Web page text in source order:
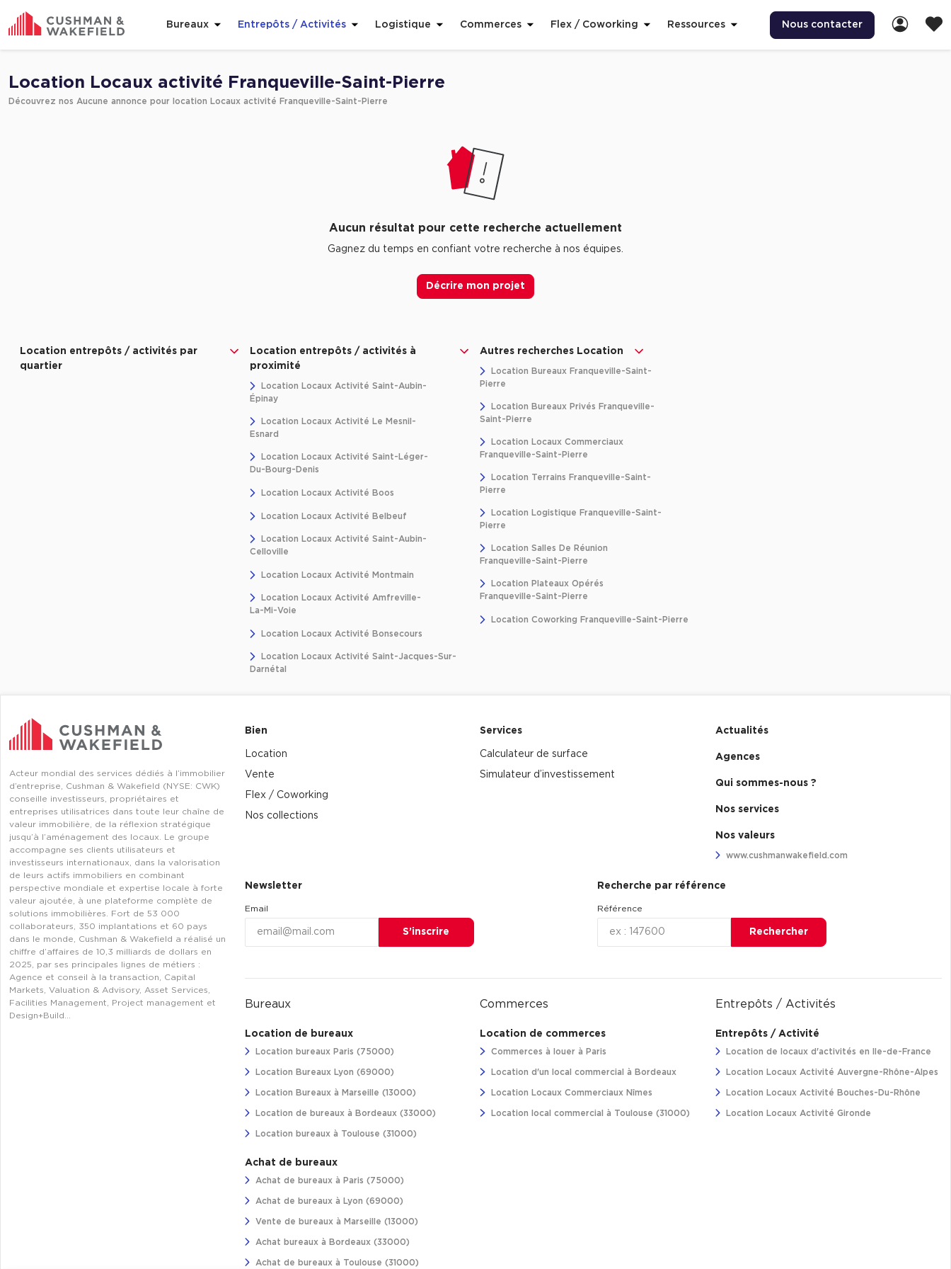
Bureaux Entrepôts / Activités Logistique Commerces Flex / Coworking Ressources Nous contacter
Location Locaux activité Franqueville-Saint-Pierre
Découvrez nos Aucune annonce pour location Locaux activité Franqueville-Saint-Pierre
Aucun résultat pour cette recherche actuellement
Gagnez du temps en confiant votre recherche à nos équipes.
Décrire mon projet
Location entrepôts / activités par
quartier
Location entrepôts / activités à
proximité
Location Locaux Activité Saint-Aubin-
Épinay
Location Locaux Activité Le Mesnil-
Esnard
Location Locaux Activité Saint-Léger-
Du-Bourg-Denis
Location Locaux Activité Boos
Location Locaux Activité Belbeuf
Location Locaux Activité Saint-Aubin-
Celloville
Location Locaux Activité Montmain
Location Locaux Activité Amfreville-
La-Mi-Voie
Location Locaux Activité Bonsecours
Location Locaux Activité Saint-Jacques-Sur-
Darnétal
Autres recherches Location
Location Bureaux Franqueville-Saint-
Pierre
Location Bureaux Privés Franqueville-
Saint-Pierre
Location Locaux Commerciaux
Franqueville-Saint-Pierre
Location Terrains Franqueville-Saint-
Pierre
Location Logistique Franqueville-Saint-
Pierre
Location Salles De Réunion
Franqueville-Saint-Pierre
Location Plateaux Opérés
Franqueville-Saint-Pierre
Location Coworking Franqueville-Saint-Pierre
Acteur mondial des services dédiés à l’immobilier
d’entreprise, Cushman & Wakefield (NYSE: CWK)
conseille investisseurs, propriétaires et
entreprises utilisatrices dans toute leur chaîne de
valeur immobilière, de la réflexion stratégique
jusqu’à l’aménagement des locaux. Le groupe
accompagne ses clients utilisateurs et
investisseurs internationaux, dans la valorisation
de leurs actifs immobiliers en combinant
perspective mondiale et expertise locale à forte
valeur ajoutée, à une plateforme complète de
solutions immobilières. Fort de 53 000
collaborateurs, 350 implantations et 60 pays
dans le monde, Cushman & Wakefield a réalisé un
chiffre d’affaires de 10,3 milliards de dollars en
2025, par ses principales lignes de métiers :
Agence et conseil à la transaction, Capital
Markets, Valuation & Advisory, Asset Services,
Facilities Management, Project management et
Design+Build…
Bien
Location
Vente
Flex / Coworking
Nos collections
Services
Calculateur de surface
Simulateur d’investissement
Actualités
Agences
Qui sommes-nous ?
Nos services
Nos valeurs
www.cushmanwakefield.com
Newsletter
Email
S’inscrire
Recherche par référence
Référence
Rechercher
Bureaux
Location de bureaux
Location bureaux Paris (75000)
Location Bureaux Lyon (69000)
Location Bureaux à Marseille (13000)
Location de bureaux à Bordeaux (33000)
Location bureaux à Toulouse (31000)
Achat de bureaux
Achat de bureaux à Paris (75000)
Achat de bureaux à Lyon (69000)
Vente de bureaux à Marseille (13000)
Achat bureaux à Bordeaux (33000)
Achat de bureaux à Toulouse (31000)
Commerces
Location de commerces
Commerces à louer à Paris
Location d'un local commercial à Bordeaux
Location Locaux Commerciaux Nîmes
Location local commercial à Toulouse (31000)
Entrepôts / Activités
Entrepôts / Activité
Location de locaux d'activités en Ile-de-France
Location Locaux Activité Auvergne-Rhône-Alpes
Location Locaux Activité Bouches-Du-Rhône
Location Locaux Activité Gironde